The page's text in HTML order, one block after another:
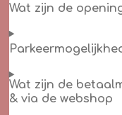
Wat zijn de
Wat zijn de
& via de webshop